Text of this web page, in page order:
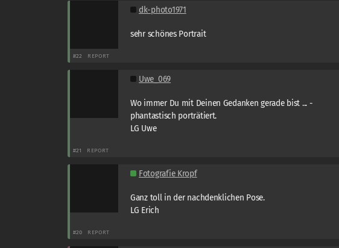
dk-photo1971
sehr schönes Portrait
#22 REPORT
Uwe_069
Wo immer Du mit Deinen Gedanken gerade bist ... -
phantastisch porträtiert.
LG Uwe
#21 REPORT
Fotografie Kropf
Ganz toll in der nachdenklichen Pose.
LG Erich
#20 REPORT